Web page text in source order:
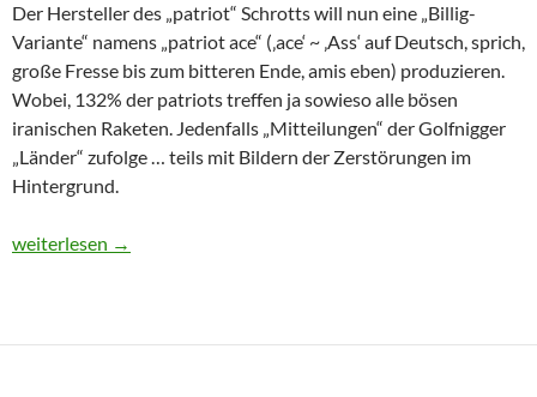
Der Hersteller des „patriot“ Schrotts will nun eine „Billig-
Variante“ namens „patriot ace“ (‚ace‘ ~ ‚Ass‘ auf Deutsch, sprich,
große Fresse bis zum bitteren Ende, amis eben) produzieren.
Wobei, 132% der patriots treffen ja sowieso alle bösen
iranischen Raketen. Jedenfalls „Mitteilungen“ der Golfnigger
„Länder“ zufolge … teils mit Bildern der Zerstörungen im
Hintergrund.
Dies und Das – Grundansatz, Doktrin, Lügen, Ziel … und
weiterlesen →